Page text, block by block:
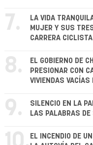
7.
LA VIDA
MUJER Y SUS
CARRERA
8.
EL GOBIERNO DE
PRESIONAR CON
VIVIENDAS VACÍAS
9.
SILENCIO EN LA
LAS PALABRAS DE
EL INCENDIO DE